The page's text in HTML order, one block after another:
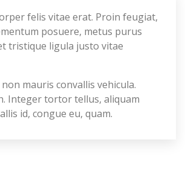
felis vitae erat. Proin feugiat,
posuere, metus purus
tristique ligula justo vitae
mauris convallis vehicula.
Integer tortor tellus, aliquam
id, congue eu, quam.